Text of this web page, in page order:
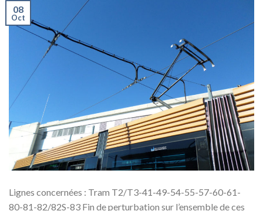
08
Oct
Lignes concernées : Tram T2/T3-41-49-54-55-57-60-61-
80-81-82/82S-83 Fin de perturbation sur l’ensemble de ces